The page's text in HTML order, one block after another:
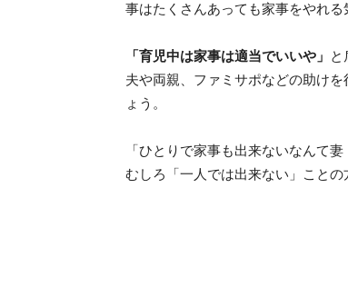
事はたくさんあっても家事をやれる
「育児中は家事は適当でいいや」 と
夫や両親、ファミサポなどの助け
ょう。
「ひとりで家事も出来ないなんて
むしろ「一人では出来ない」ことの